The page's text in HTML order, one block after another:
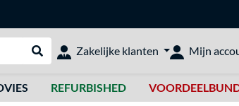
Webshop doorzoeken
Zakelijke klanten Mijn
REFURBISHED